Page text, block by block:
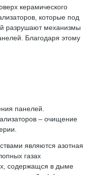
керамического
которые под
разрушают механизмы
Благодаря этому
панелей.
– очищение
являются азотная
газах
содержащся в дыме